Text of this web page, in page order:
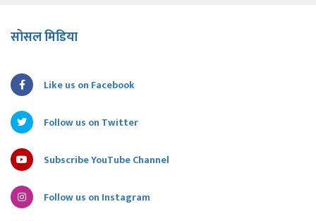
सोसल मिडिया
Like us on Facebook
Follow us on Twitter
Subscribe YouTube Channel
Follow us on Instagram